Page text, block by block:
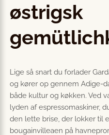
østrigsk
Lige så snart du forlader
og kører op gennem Adige-
både kultur og køkken. Ved
lyden af espressomaskiner,
den lette brise, der lokker til
bougainvilleaen på